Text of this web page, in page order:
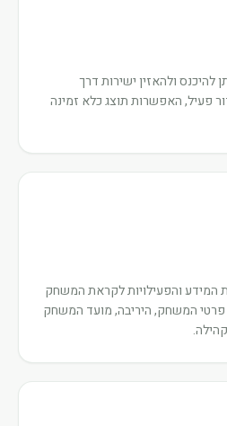
להיכנס ולהאזין ישירות דרך
פעיל, האפשרות תוצג כלא זמינה
והפעילויות לקראת המשחק
פרטי המשחק, היריבה, מועד המשחק